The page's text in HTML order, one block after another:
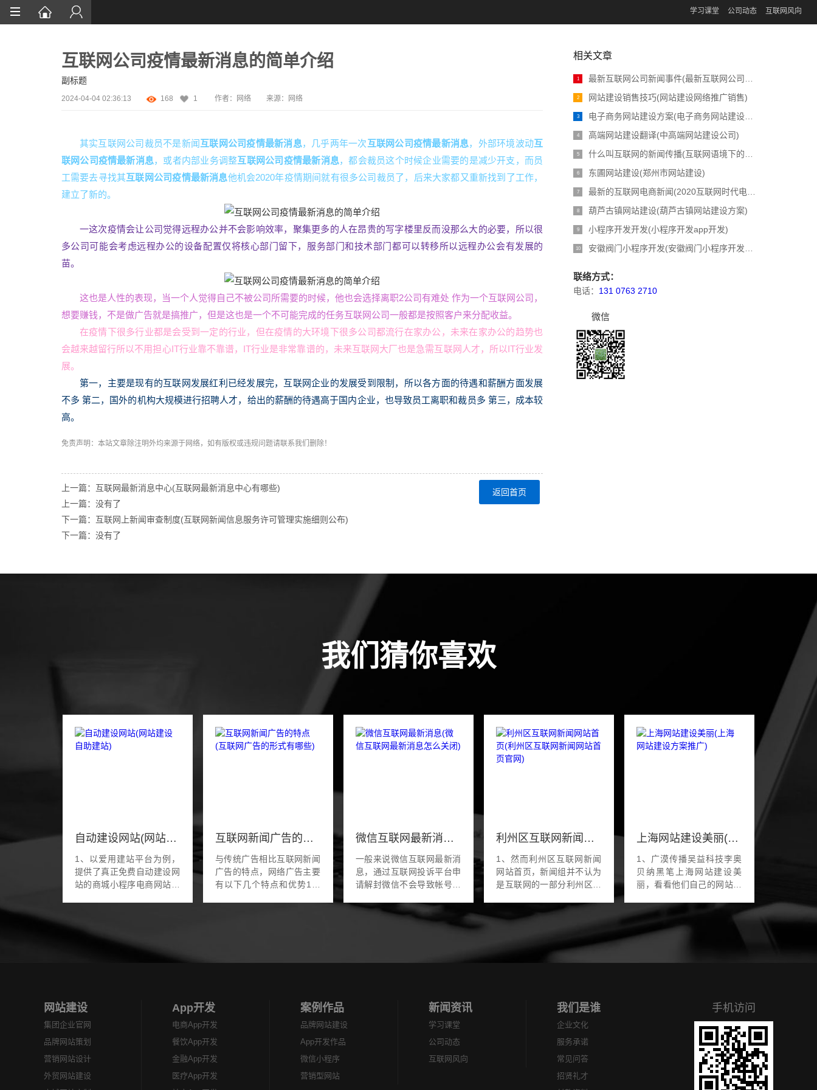
学习课堂 公司动态 互联网风向
互联网公司疫情最新消息的简单介绍
副标题
2024-04-04 02:36:13 168 1 作者：网络 来源：网络
其实互联网公司裁员不是新闻互联网公司疫情最新消息，几乎两年一次互联网公司疫情最新消息，外部环境波动互
联网公司疫情最新消息，或者内部业务调整互联网公司疫情最新消息，都会裁员这个时候企业需要的是减少开支，而员
工需要去寻找其互联网公司疫情最新消息他机会2020年疫情期间就有很多公司裁员了，后来大家都又重新找到了工作，
建立了新的。
一这次疫情会让公司觉得远程办公并不会影响效率，聚集更多的人在昂贵的写字楼里反而没那么大的必要，所以很
多公司可能会考虑远程办公的设备配置仅将核心部门留下，服务部门和技术部门都可以转移所以远程办公会有发展的
苗。
这也是人性的表现，当一个人觉得自己不被公司所需要的时候，他也会选择离职2公司有难处 作为一个互联网公司，
想要赚钱，不是做广告就是搞推广，但是这也是一个不可能完成的任务互联网公司一般都是按照客户来分配收益。
在疫情下很多行业都是会受到一定的行业，但在疫情的大环境下很多公司都流行在家办公，未来在家办公的趋势也
会越来越留行所以不用担心IT行业靠不靠谱，IT行业是非常靠谱的，未来互联网大厂也是急需互联网人才，所以IT行业发
展。
第一，主要是现有的互联网发展红利已经发展完，互联网企业的发展受到限制，所以各方面的待遇和薪酬方面发展
不多 第二，国外的机构大规模进行招聘人才，给出的薪酬的待遇高于国内企业，也导致员工离职和裁员多 第三，成本较
高。
免责声明：本站文章除注明外均来源于网络，如有版权或违规问题请联系我们删除！
返回首页
上一篇：互联网最新消息中心(互联网最新消息中心有哪些)
上一篇：没有了
下一篇：互联网上新闻审查制度(互联网新闻信息服务许可管理实施细则公布)
下一篇：没有了
相关文章
1 最新互联网公司新闻事件(最新互联网公司新闻事件有哪些)
2 网站建设销售技巧(网站建设网络推广销售)
3 电子商务网站建设方案(电子商务网站建设规划范文)
4 高端网站建设翻译(中高端网站建设公司)
5 什么叫互联网的新闻传播(互联网语境下的新闻传播进化)
6 东圃网站建设(郑州市网站建设)
7 最新的互联网电商新闻(2020互联网时代电商现状)
8 葫芦古镇网站建设(葫芦古镇网站建设方案)
9 小程序开发开发(小程序开发app开发)
10 安徽阀门小程序开发(安徽阀门小程序开发公司)
联络方式：
电话： 131 0763 2710
微信
我们猜你喜欢
自动建设网站(网站建设自助建站)
1、以爱用建站平台为例，
提供了真正免费自动建设网
站的商城小程序电商网站自
骤一注册登陆爱用建站...
互联网新闻广告的特点(互联网广告的形式有哪些)
与传统广告相比互联网新闻
广告的特点，网络广告主要
有以下几个特点和优势1网
微信互联网最新消息(微信互联网最新消息怎么关闭)
一般来说微信互联网最新消
息，通过互联网投诉平台申
请解封微信不会导致帐号被
微信互联网最新消息的过程
中仍然要遵守相关协议和法
利州区互联网新闻网站首页(利州区互联网新闻网站首页官网)
1、然而利州区互联网新闻
网站首页，新闻组并不认为
是互联网的一部分利州区互
并不共享TCPIP协议利州区
互联网新闻网站首页，它连
上海网站建设美丽(上海网站建设方案推广)
1、广漠传播吴益科技李奥
贝纳黑笔上海网站建设美
丽，看看他们自己的网站和
的选择就像在淘宝买东西一
样上海网站建设美丽，有好
有坏，真假难辨，主要抓住
网站建设
集团企业官网
品牌网站策划
营销网站设计
外贸网站建设
App开发
电商App开发
餐饮App开发
金融App开发
医疗App开发
案例作品
品牌网站建设
App开发作品
微信小程序
营销型网站
新闻资讯
学习课堂
公司动态
互联网风向
我们是谁
企业文化
服务承诺
常见问答
招贤礼才
手机访问